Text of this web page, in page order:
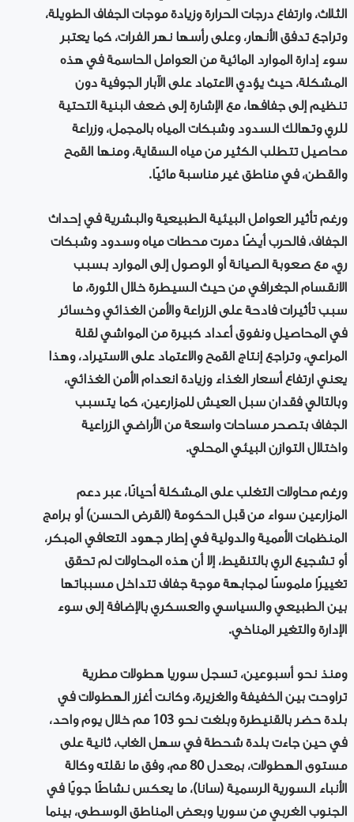
الثلاث، وارتفاع درجات الحرارة وزيادة موجات الجفاف الطويلة،
وتراجع تدفق الأنهار، وعلى رأسها نهر الفرات، كما يعتبر
سوء إدارة الموارد المائية من العوامل الحاسمة في هذه
المشكلة، حيث يؤدي الاعتماد على الآبار الجوفية دون
تنظيم إلى جفافها، مع الإشارة إلى ضعف البنية التحتية
للري وتهالك السدود وشبكات المياه بالمجمل، وزراعة
محاصيل تتطلب الكثير من مياه السقاية، ومنها القمح
والقطن، في مناطق غير مناسبة مائيًا.
ورغم تأثير العوامل البيئية الطبيعية والبشرية في إحداث
الجفاف، فالحرب أيضًا دمرت محطات مياه وسدود وشبكات
ري، مع صعوبة الصيانة أو الوصول إلى الموارد بسبب
الانقسام الجغرافي من حيث السيطرة خلال الثورة، ما
سبب تأثيرات فادحة على الزراعة والأمن الغذائي وخسائر
في المحاصيل ونفوق أعداد كبيرة من المواشي لقلة
المراعي، وتراجع إنتاج القمح والاعتماد على الاستيراد، وهذا
يعني ارتفاع أسعار الغذاء وزيادة انعدام الأمن الغذائي،
وبالتالي فقدان سبل العيش للمزارعين، كما يتسبب
الجفاف بتصحر مساحات واسعة من الأراضي الزراعية
واختلال التوازن البيئي المحلي.
ورغم محاولات التغلب على المشكلة أحيانًا، عبر دعم
المزارعين سواء من قبل الحكومة (القرض الحسن) أو برامج
المنظمات الأممية والدولية في إطار جهود التعافي المبكر،
أو تشجيع الري بالتنقيط، إلا أن هذه المحاولات لم تحقق
تغييرًا ملموسًا لمجابهة موجة جفاف تتداخل مسبباتها
بين الطبيعي والسياسي والعسكري بالإضافة إلى سوء
الإدارة والتغير المناخي.
ومنذ نحو أسبوعين، تسجل سوريا هطولات مطرية
تراوحت بين الخفيفة والغزيرة، وكانت أغزر الهطولات في
بلدة حضر بالقنيطرة وبلغت نحو 103 مم خلال يوم واحد،
في حين جاءت بلدة شحطة في سهل الغاب، ثانية على
مستوى الهطولات، بمعدل 80 مم، وفق ما نقلته وكالة
الأنباء السورية الرسمية (سانا)، ما يعكس نشاطًا جويًا في
الجنوب الغربي من سوريا وبعض المناطق الوسطى، بينما